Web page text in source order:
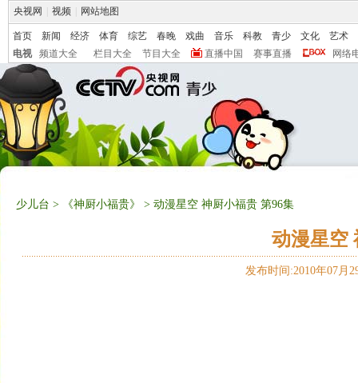
央视网 视频 网站地图
首页 新闻 经济 体育 综艺 春晚 戏曲 音乐 科教 青少 文化
艺术
电视
频道大全 栏目大全 节目大全 直播中国 赛事直播 网络
少儿台 > 《神厨小福贵》 > 动漫星空 神厨小福贵 第96集
动漫星空
发布时间:2010年07月